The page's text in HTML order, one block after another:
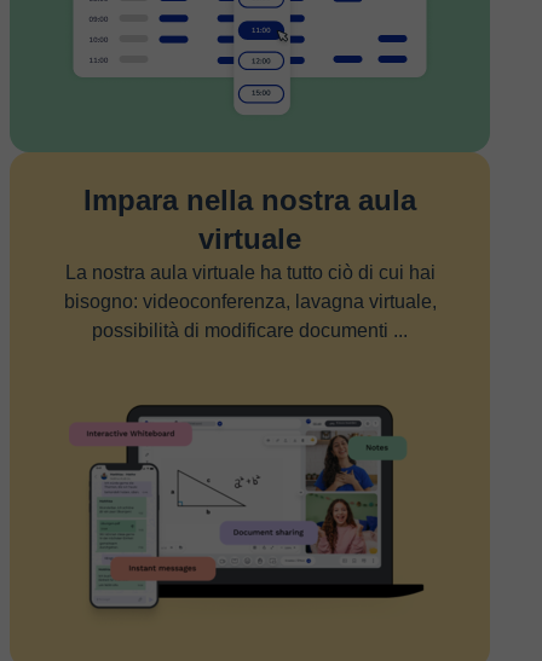
Impara nella nostra aula
virtuale
La nostra aula virtuale ha tutto ciò di cui hai
bisogno: videoconferenza, lavagna virtuale,
possibilità di modificare documenti ...